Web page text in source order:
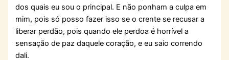
dos quais eu sou o principal. E não ponham a culpa em
mim, pois só posso fazer isso se o crente se recusar a
liberar perdão, pois quando ele perdoa é horrível a
sensação de paz daquele coração, e eu saio correndo
dali.